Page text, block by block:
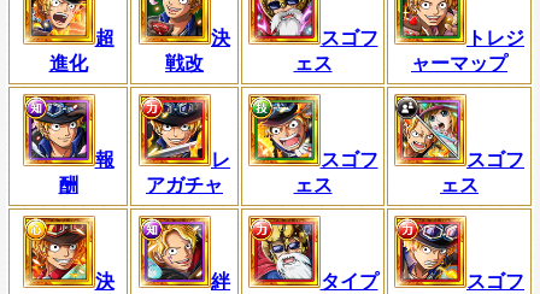
超
進化
決
戦改
スゴフ
ェス
トレジ
ャーマップ
報
酬
レ
アガチャ
スゴフ
ェス
スゴフ
ェス
決
絆
タイプ
スゴフ